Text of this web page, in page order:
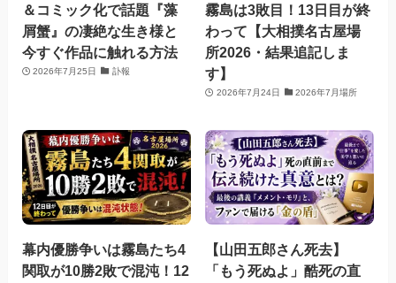
＆コミック化で話題『藻
屑蟹』の凄絶な生き様と
今すぐ作品に触れる方法
2026年7月25日 訃報
霧島は3敗目！13日目が終
わって【大相撲名古屋場
所2026・結果追記しま
す】
2026年7月24日 2026年7月場所
幕内優勝争いは霧島たち4
関取が10勝2敗で混沌！12
【山田五郎さん死去】
「もう死ぬよ」酷死の直